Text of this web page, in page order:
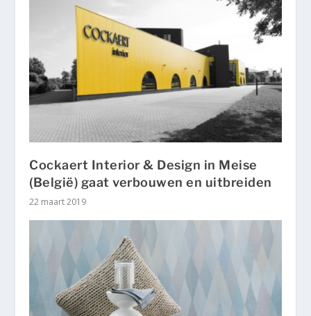
Cockaert Interior & Design in Meise
(België) gaat verbouwen en uitbreiden
22 maart 2019